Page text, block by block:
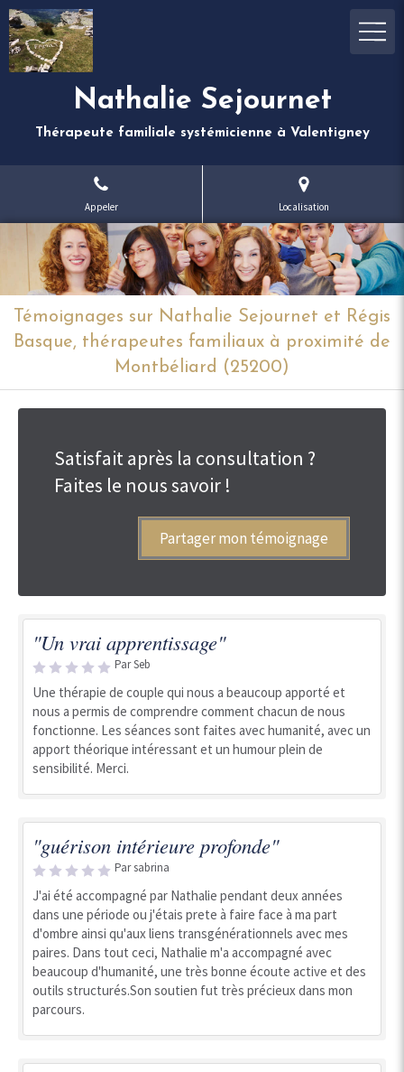
Nathalie Sejournet
Thérapeute familiale systémicienne à Valentigney
Appeler Localisation
Témoignages sur Nathalie Sejournet et Régis
Basque, thérapeutes familiaux à proximité de
Montbéliard (25200)
Satisfait après la consultation ?
Faites le nous savoir !
Partager mon témoignage
"Un vrai apprentissage"
Par Seb
Une thérapie de couple qui nous a beaucoup apporté et
nous a permis de comprendre comment chacun de nous
fonctionne. Les séances sont faites avec humanité, avec un
apport théorique intéressant et un humour plein de
sensibilité. Merci.
"guérison intérieure profonde"
Par sabrina
J'ai été accompagné par Nathalie pendant deux années
dans une période ou j'étais prete à faire face à ma part
d'ombre ainsi qu'aux liens transgénérationnels avec mes
paires. Dans tout ceci, Nathalie m'a accompagné avec
beaucoup d'humanité, une très bonne écoute active et des
outils structurés.Son soutien fut très précieux dans mon
parcours.